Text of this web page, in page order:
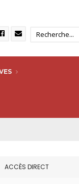
ACCÈS DIRECT